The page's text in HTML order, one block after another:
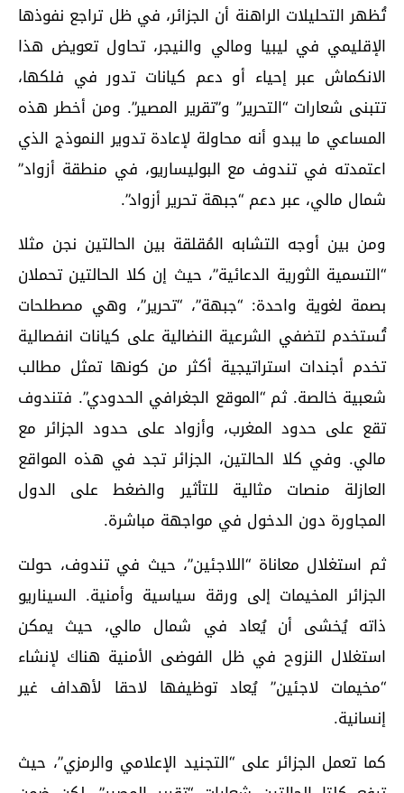
تُظهر التحليلات الراهنة أن الجزائر، في ظل تراجع نفوذها
الإقليمي في ليبيا ومالي والنيجر، تحاول تعويض هذا
الانكماش عبر إحياء أو دعم كيانات تدور في فلكها،
تتبنى شعارات “التحرير” و”تقرير المصير”. ومن أخطر هذه
المساعي ما يبدو أنه محاولة لإعادة تدوير النموذج الذي
اعتمدته في تندوف مع البوليساريو، في منطقة أزواد”
شمال مالي، عبر دعم “جبهة تحرير أزواد”.
ومن بين أوجه التشابه المُقلقة بين الحالتين نجن مثلا
“التسمية الثورية الدعائية”، حيث إن كلا الحالتين تحملان
بصمة لغوية واحدة: “جبهة”، “تحرير”، وهي مصطلحات
تُستخدم لتضفي الشرعية النضالية على كيانات انفصالية
تخدم أجندات استراتيجية أكثر من كونها تمثل مطالب
شعبية خالصة. ثم “الموقع الجغرافي الحدودي”. فتندوف
تقع على حدود المغرب، وأزواد على حدود الجزائر مع
مالي. وفي كلا الحالتين، الجزائر تجد في هذه المواقع
العازلة منصات مثالية للتأثير والضغط على الدول
المجاورة دون الدخول في مواجهة مباشرة.
ثم استغلال معاناة “اللاجئين”، حيث في تندوف، حولت
الجزائر المخيمات إلى ورقة سياسية وأمنية. السيناريو
ذاته يُخشى أن يُعاد في شمال مالي، حيث يمكن
استغلال النزوح في ظل الفوضى الأمنية هناك لإنشاء
“مخيمات لاجئين” يُعاد توظيفها لاحقا لأهداف غير
إنسانية.
كما تعمل الجزائر على “التجنيد الإعلامي والرمزي”، حيث